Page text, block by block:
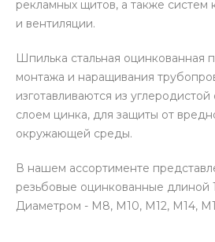
рекламных щитов, а также систем
и вентиляции.
Шпилька стальная оцинкованная
монтажа и наращивания
изготавливаются из
слоем цинка, для защиты от
окружающей среды.
В нашем ассортименте
резьбовые оцинкованные
Диаметром - М8, М10, М12, М14,